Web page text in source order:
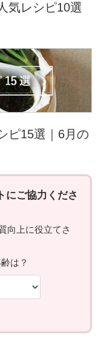
気レシピ10選
ピ15選｜6月の